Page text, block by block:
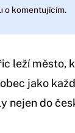
o komentujícím.
leží město,
jako
nejen do